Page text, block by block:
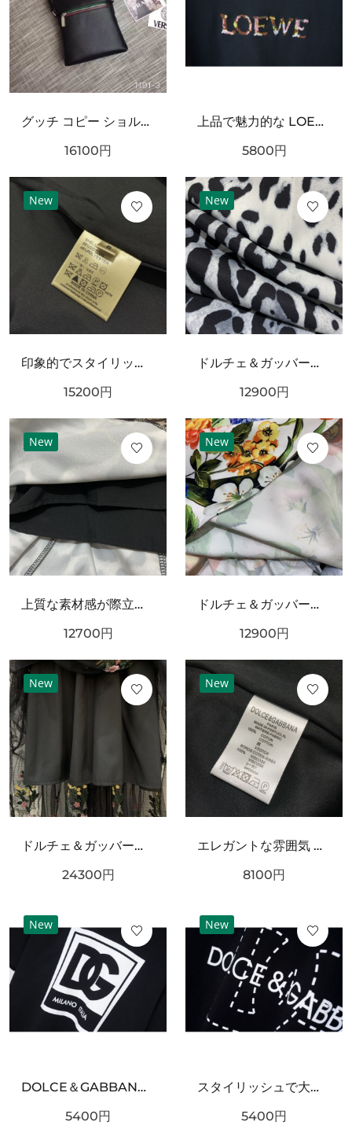
グッチ コピー ショルダーバッグ GUCCI 個性を引き立てるスタイリッシュな仕上がり
16100円
上品で魅力的な LOEWE ロエベ スーパーコピー Tシャツ シンプル
5800円
New
印象的でスタイリッシュな DOLCE＆GABBANA ドルチェ＆ガッバーナ コピー ワンピース
15200円
New
ドルチェ＆ガッバーナ コピー 上下セット DOLCE＆GABBANA シックでフェミニンな装い
12900円
New
上質な素材感が際立つ DOLCE＆GABBANA ドルチェ＆ガッバーナ コピー ワンピース
12700円
New
ドルチェ＆ガッバーナ コピー ワンピース DOLCE＆GABBANA 華やかで優雅な雰囲気
12900円
New
ドルチェ＆ガッバーナ コピー ワンピース DOLCE＆GABBANA 華やかで優雅な雰囲気
24300円
New
エレガントな雰囲気 DOLCE&GABBANA ドルチェ＆ガッバーナ コピー キャミソール 上質な素材感
8100円
New
DOLCE＆GABBANA ドルチェ＆ガッバーナ コピー 半袖Tシャツ 個性 自由な美意識
5400円
New
スタイリッシュで大胆な ドルチェ＆ガッバーナ コピー 半袖Tシャツ DOLCE＆GABBANA
5400円